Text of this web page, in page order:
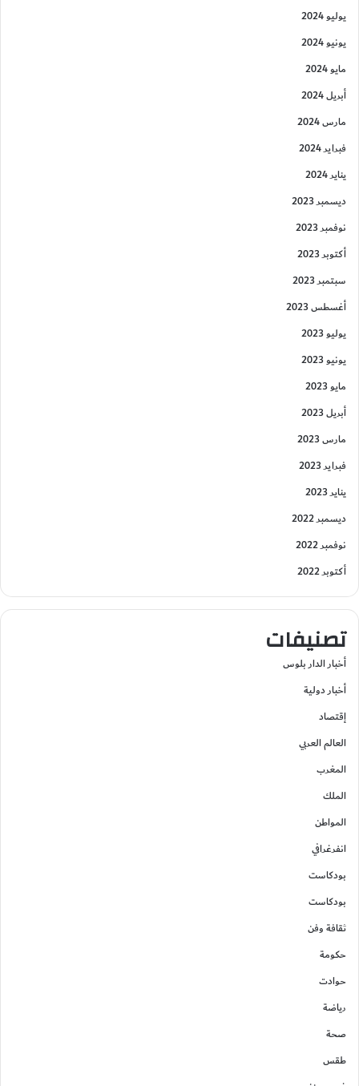
يوليو 2024
يونيو 2024
مايو 2024
أبريل 2024
مارس 2024
فبراير 2024
يناير 2024
ديسمبر 2023
نوفمبر 2023
أكتوبر 2023
سبتمبر 2023
أغسطس 2023
يوليو 2023
يونيو 2023
مايو 2023
أبريل 2023
مارس 2023
فبراير 2023
يناير 2023
ديسمبر 2022
نوفمبر 2022
أكتوبر 2022
تصنيفات
أخبار الدار بلوس
أخبار دولية
إقتصاد
العالم العربي
المغرب
الملك
المواطن
انفرغرافي
بودكاست
بودكاست
ثقافة وفن
حكومة
حوادت
رياضة
صحة
طقس